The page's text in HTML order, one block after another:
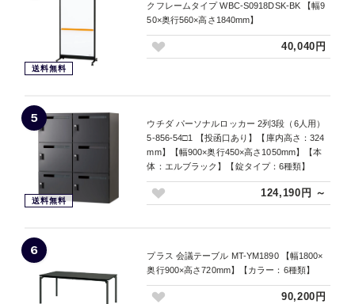
送料無料
クフレームタイプ WBC-S0918DSK-BK 【幅9
50×奥行560×高さ1840mm】
40,040円
5
送料無料
ウチダ パーソナルロッカー 2列3段（6人用）
5-856-54□1 【投函口あり】【庫内高さ：324
mm】【幅900×奥行450×高さ1050mm】【本
体：エルブラック】【錠タイプ：6種類】
124,190円 ～
6
プラス 会議テーブル MT-YM1890 【幅1800×
奥行900×高さ720mm】【カラー：6種類】
90,200円